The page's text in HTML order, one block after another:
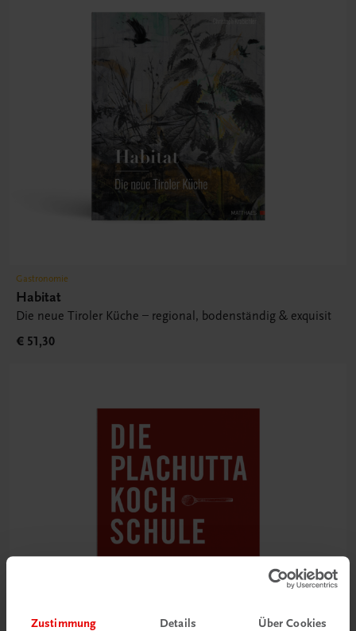
Zustimmung Details Über Cookies
Gastronomie
Habitat
Die neue Tiroler Küche – regional, bodenständig & exquisit
€ 51,30